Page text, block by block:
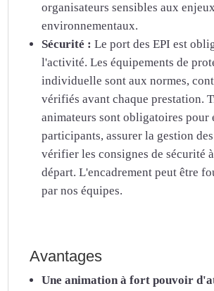
organisateurs sensibles aux enjeux
environnementaux.
Sécurité : Le port des EPI est
l'activité. Les équipements de
individuelle sont aux normes,
vérifiés avant chaque prestation.
animateurs sont obligatoires pour
participants, assurer la gestion
vérifier les consignes de sécurité
départ. L'encadrement peut être
par nos équipes.
Avantages
Une animation à fort pouvoir